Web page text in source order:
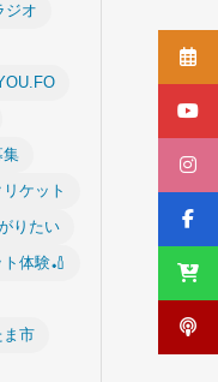
ジオ
集
ケット
りたい
体験🏏
ま市